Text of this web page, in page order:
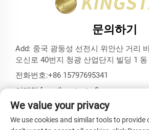
문의하기
Add: 중국 광둥성 선전시 위안산 거리
오신로 40번지 청광 산업단지 빌딩 1 동
전화번호:+86 15797695341
이메일:[email protected]
We value your privacy
We use cookies and similar tools to provide